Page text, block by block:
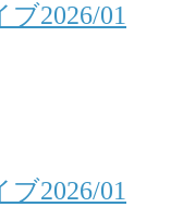
2026/01
2026/01